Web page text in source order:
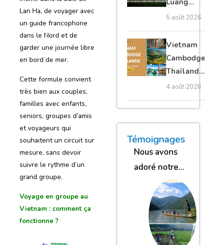
Lan Ha, de voyager avec
un guide francophone
dans le Nord et de
garder une journée libre
en bord de mer.
Cette formule convient
très bien aux couples,
familles avec enfants,
seniors, groupes d’amis
et voyageurs qui
souhaitent un circuit sur
mesure, sans devoir
suivre le rythme d’un
grand groupe.
Voyage en groupe au
Vietnam : comment ça
fonctionne ?
Luang
Prabang,
Vang
Vieng,
Vientiane
privé
5 août 2026
Vietnam
Cambodge
Thaïlande
35 jours :
grands
trésors
d’Asie
4 août 2026
Témoignages
Nous avons
adoré notre
« Nous
« Nous sommes